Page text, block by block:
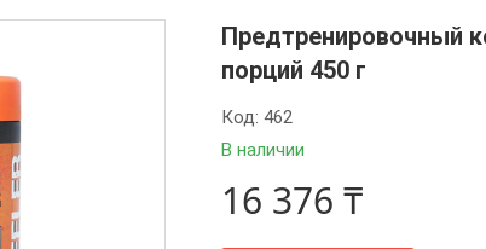
Предтренировочный
порций 450 г
В наличии
Код: 462
16 376 ₸